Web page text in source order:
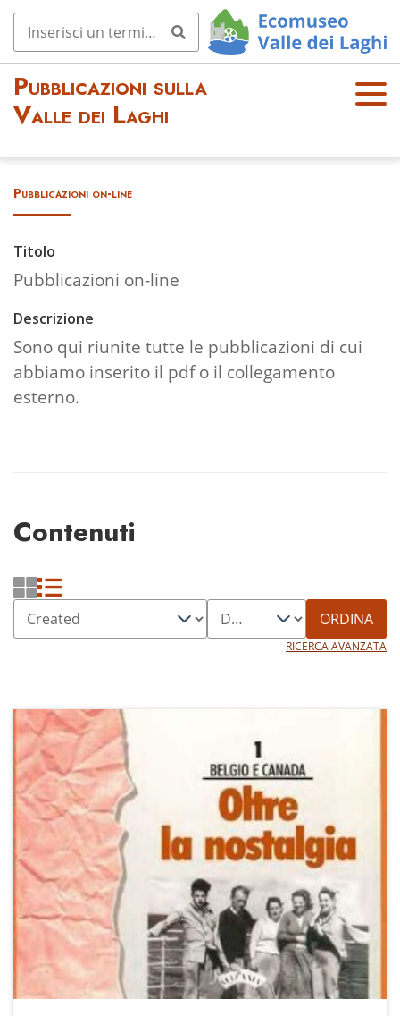
Pubblicazioni sulla
Valle dei Laghi
OPE
Pubblicazioni on-line
Titolo
Pubblicazioni on-line
Descrizione
Sono qui riunite tutte le pubblicazioni di cui
abbiamo inserito il pdf o il collegamento
esterno.
Contenuti
ORDINA
RICERCA AVANZATA